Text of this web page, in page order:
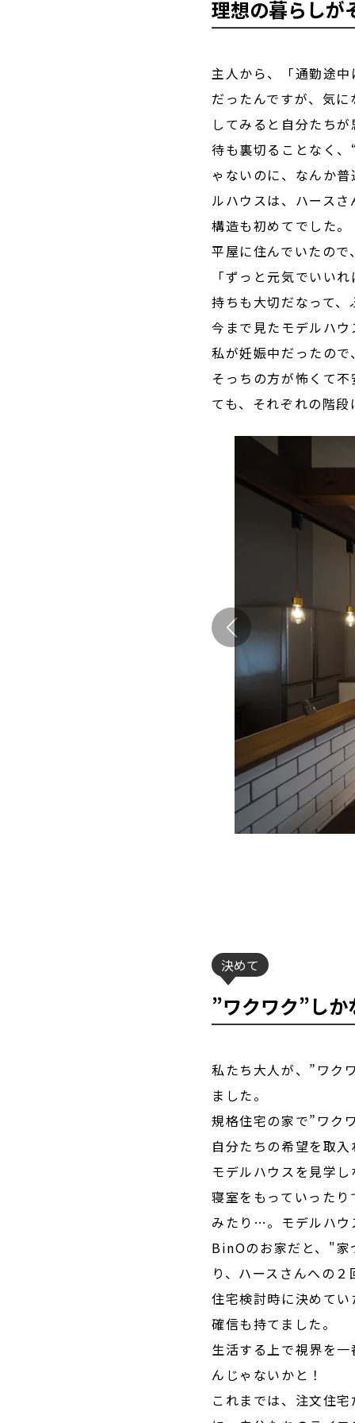
理想の暮らしが
主人から、「通勤途
だったんですが、気
してみると自分たち
待も裏切ることなく
ゃないのに、なんか
ルハウスは、ハース
構造も初めてでした。
平屋に住んでいたの
「ずっと元気でいい
持ちも大切だなって
今まで見たモデルハ
私が妊娠中だったの
そっちの方が怖くて
ても、それぞれの階
決めて
”ワクワク”しか
私たち大人が、”ワク
ました。
規格住宅の家で”ワク
自分たちの希望を取
モデルハウスを見学
寝室をもっていった
みたり…。モデルハウ
BinOのお家だと、"家
り、ハースさんへの
住宅検討時に決めて
確信も持てました。
生活する上で視界を
んじゃないかと！
これまでは、注文住